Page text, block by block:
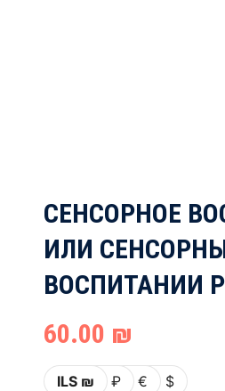
СЕНСОРНОЕ
ИЛИ
ВОСПИТАНИИ
60.00 ₪
ILS ₪ ₽ € $